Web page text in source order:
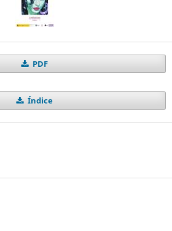
PDF
Índice